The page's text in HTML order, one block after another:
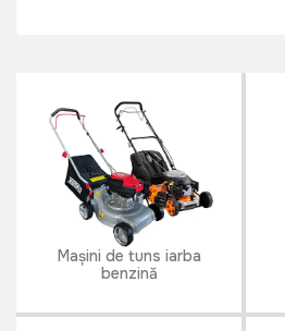
Mașini de tuns iarba
benzină